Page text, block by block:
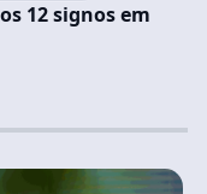
12 signos em